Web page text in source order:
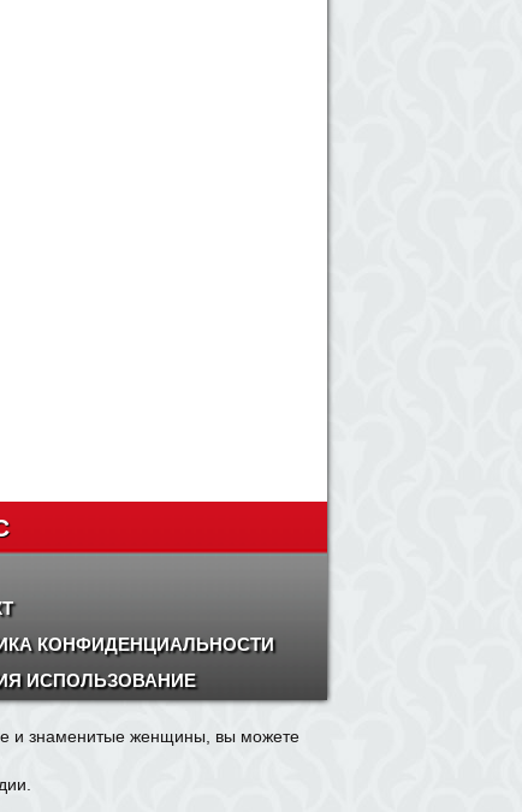
КОНФИДЕНЦИАЛЬНОСТИ
ИСПОЛЬЗОВАНИЕ
и знаменитые женщины, вы можете